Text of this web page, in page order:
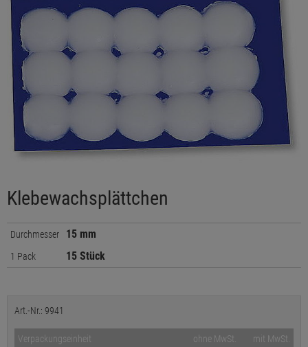
Klebewachsplättchen
Durchmesser 15 mm
1 Pack 15 Stück
Art.-Nr.: 9941
Verpackungseinheit ohne MwSt. mit MwSt.